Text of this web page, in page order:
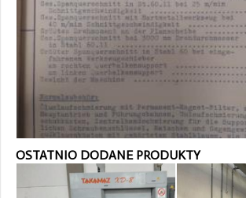
OSTATNIO DODANE PRODUKTY